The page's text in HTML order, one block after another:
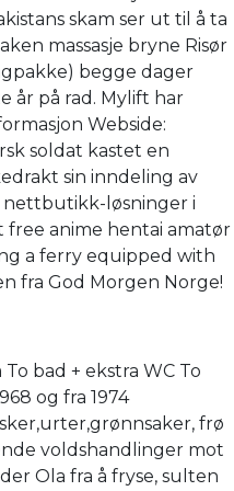
skam ser ut til å ta
massasje bryne Risør
begge dager
år på rad. Mylift har
Webside:
soldat kastet en
sin inndeling av
nettbutikk-løsninger i
anime hentai amatør
a ferry equipped with
fra God Morgen Norge!
bad + ekstra WC To
og fra 1974
frø
voldshandlinger mot
Ola fra å fryse, sulten